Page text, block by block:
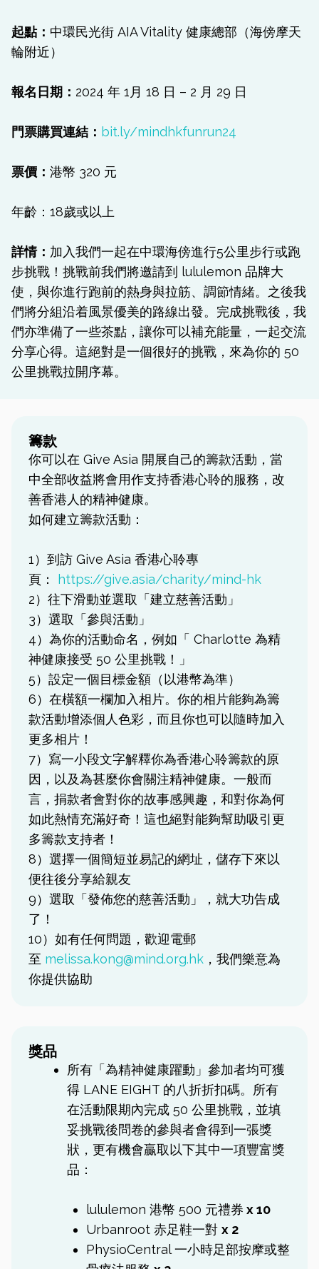
起點： 中環民光街 AIA Vitality 健康總部（海傍摩天
輪附近）
報名日期： 2024 年 1月 18 日 – 2 月 29 日
門票購買連結： bit.ly/mindhkfunrun24
票價： 港幣 320 元
年齡：18歲或以上
詳情： 加入我們一起在中環海傍進行5公里步行或跑
步挑戰！挑戰前我們將邀請到 lululemon 品牌大
使，與你進行跑前的熱身與拉筋、調節情緒。之後我
們將分組沿着風景優美的路線出發。完成挑戰後，我
們亦準備了一些茶點，讓你可以補充能量，一起交流
分享心得。這絕對是一個很好的挑戰，來為你的 50
公里挑戰拉開序幕。
籌款
你可以在 Give Asia 開展自己的籌款活動，當
中全部收益將會用作支持香港心聆的服務，改
善香港人的精神健康。
如何建立籌款活動：
1）到訪 Give Asia 香港心聆專
頁： https://give.asia/charity/mind-hk
2）往下滑動並選取「建立慈善活動」
3）選取「參與活動」
4）為你的活動命名，例如「 Charlotte 為精
神健康接受 50 公里挑戰！」
5）設定一個目標金額（以港幣為準）
6）在橫額一欄加入相片。你的相片能夠為籌
款活動增添個人色彩，而且你也可以隨時加入
更多相片！
7）寫一小段文字解釋你為香港心聆籌款的原
因，以及為甚麼你會關注精神健康。一般而
言，捐款者會對你的故事感興趣，和對你為何
如此熱情充滿好奇！這也絕對能夠幫助吸引更
多籌款支持者！
8）選擇一個簡短並易記的網址，儲存下來以
便往後分享給親友
9）選取「發佈您的慈善活動」，就大功告成
了！
10）如有任何問題，歡迎電郵
至 melissa.kong@mind.org.hk ，我們樂意為
你提供協助
獎品
所有「為精神健康躍動」參加者均可獲
得 LANE EIGHT 的八折折扣碼。所有
在活動限期內完成 50 公里挑戰，並填
妥挑戰後問卷的參與者會得到一張獎
狀，更有機會贏取以下其中一項豐富獎
品：
lululemon 港幣 500 元禮券 x 10
Urbanroot 赤足鞋一對 x 2
PhysioCentral 一小時足部按摩或整